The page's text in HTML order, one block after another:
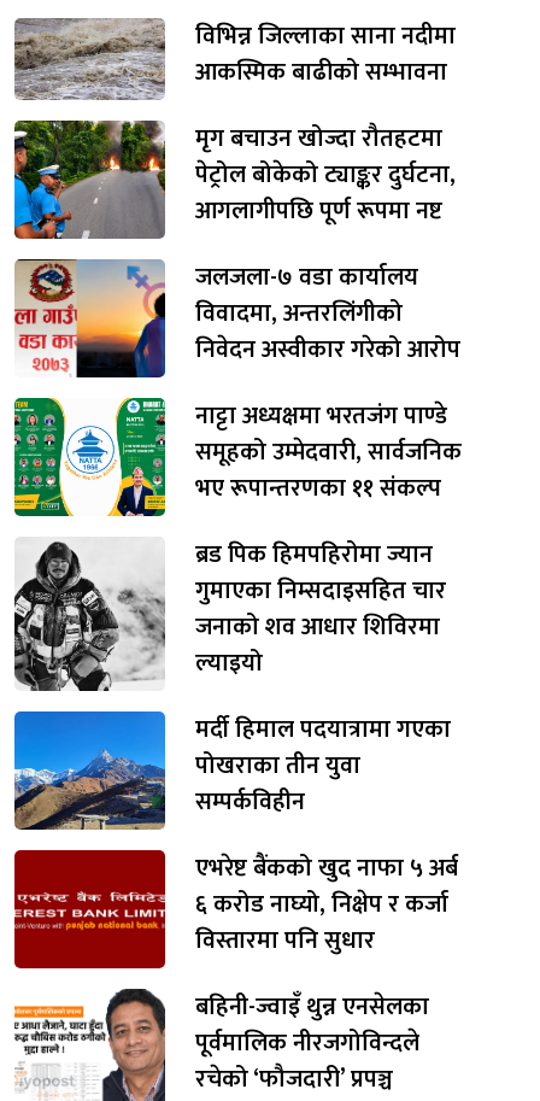
विभिन्न जिल्लाका साना नदीमा
आकस्मिक बाढीको सम्भावना
मृग बचाउन खोज्दा रौतहटमा
पेट्रोल बोकेको ट्याङ्कर दुर्घटना,
आगलागीपछि पूर्ण रूपमा नष्ट
जलजला-७ वडा कार्यालय
विवादमा, अन्तरलिंगीको
निवेदन अस्वीकार गरेको आरोप
नाट्टा अध्यक्षमा भरतजंग पाण्डे
समूहको उम्मेदवारी, सार्वजनिक
भए रूपान्तरणका ११ संकल्प
ब्रड पिक हिमपहिरोमा ज्यान
गुमाएका निम्सदाइसहित चार
जनाको शव आधार शिविरमा
ल्याइयो
मर्दी हिमाल पदयात्रामा गएका
पोखराका तीन युवा
सम्पर्कविहीन
एभरेष्ट बैंकको खुद नाफा ५ अर्ब
६ करोड नाघ्यो, निक्षेप र कर्जा
विस्तारमा पनि सुधार
बहिनी-ज्वाइँ थुन्न एनसेलका
पूर्वमालिक नीरजगोविन्दले
रचेको ‘फौजदारी’ प्रपञ्च